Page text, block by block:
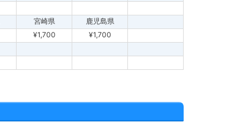
宮崎県
鹿児島県
¥1,700 ¥1,700